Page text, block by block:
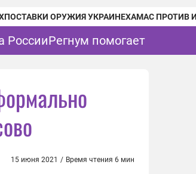
ПОСТАВКИ ОРУЖИЯ УКРАИНЕХАМАС ПРОТИВ
РоссииРегнум помогает
15 июня 2021 / Время чтения 6 мин